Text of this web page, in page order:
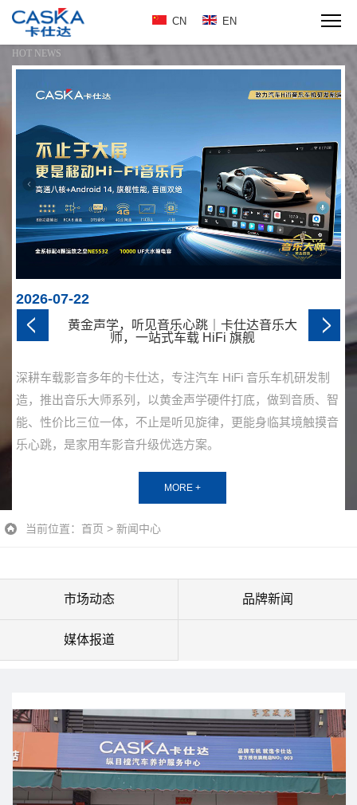
CN EN
推荐新闻
HOT NEWS
2026-07-17
开车告别视觉盲区，CASKA PRO守护出
行安全
日常开车，变道盲区、夜间泊车、窄路会车都是藏在路面的安
全隐患，尤其夜间、高速、山区路段，视线遮挡极易引发剐蹭
事故。作为深耕车载电子多年的老牌品牌，广东卡仕达 CASKA
Pro 依托成熟研发供应链，推出 CAPRO-M600 CMS 全域全景
MORE +
当前位置： 首页 > 新闻中心
市场动态 品牌新闻
媒体报道